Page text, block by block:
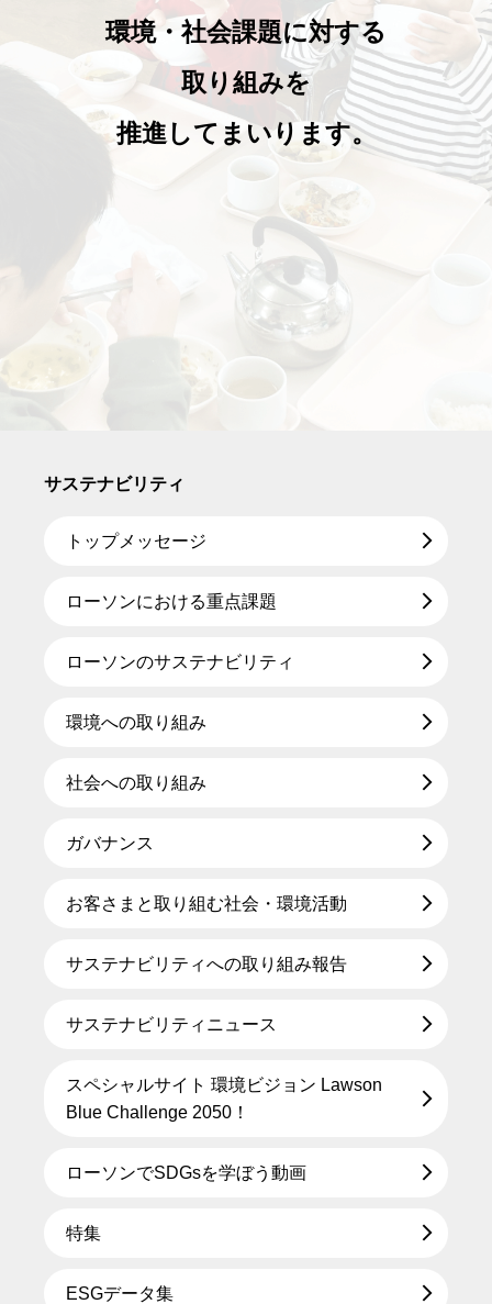
環境・社会課題に対する
取り組みを
推進してまいります。
サステナビリティ
トップメッセージ
ローソンにおける重点課題
ローソンのサステナビリティ
環境への取り組み
社会への取り組み
ガバナンス
お客さまと取り組む社会・環境活動
サステナビリティへの取り組み報告
サステナビリティニュース
スペシャルサイト 環境ビジョン Lawson
Blue Challenge 2050！
ローソンでSDGsを学ぼう動画
特集
ESGデータ集